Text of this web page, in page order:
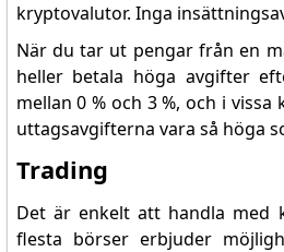
kryptovalutor. Inga
När du tar ut pengar från en
heller betala höga avgifter
mellan 0 % och 3 %, och i
uttagsavgifterna vara så höga
Trading
Det är enkelt att handla med
flesta börser erbjuder